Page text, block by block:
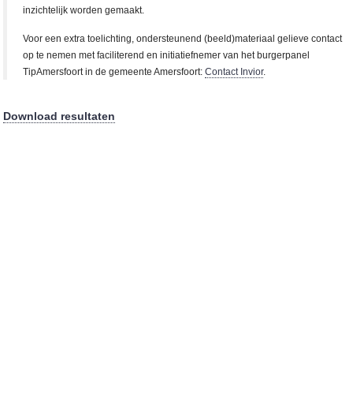
inzichtelijk worden gemaakt.
Voor een extra toelichting, ondersteunend (beeld)materiaal gelieve contact
op te nemen met faciliterend en initiatiefnemer van het burgerpanel
TipAmersfoort in de gemeente Amersfoort:Contact Invior.
Download resultaten